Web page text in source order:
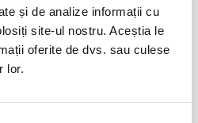
și de analize informații cu
site-ul nostru. Aceștia le
oferite de dvs. sau culese
lor.
persoană. Toți participanții la
să dețină un bilet sau abonament,